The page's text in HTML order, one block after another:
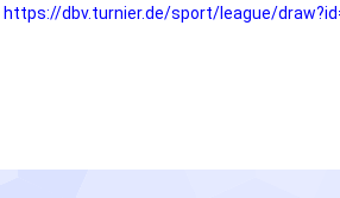
https://dbv.turnier.de/sport/league/